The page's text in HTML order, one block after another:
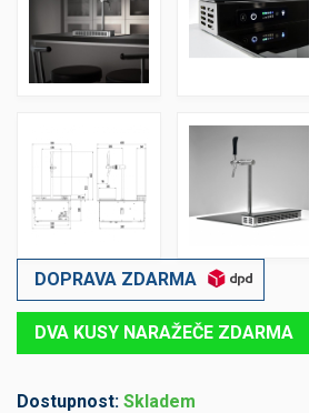
DOPRAVA ZDARMA
DVA KUSY NARAŽEČE ZDARMA
Dostupnost: Skladem